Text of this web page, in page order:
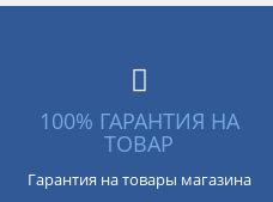
100% ГАРАНТИЯ НА
ТОВАР
Гарантия на товары магазина